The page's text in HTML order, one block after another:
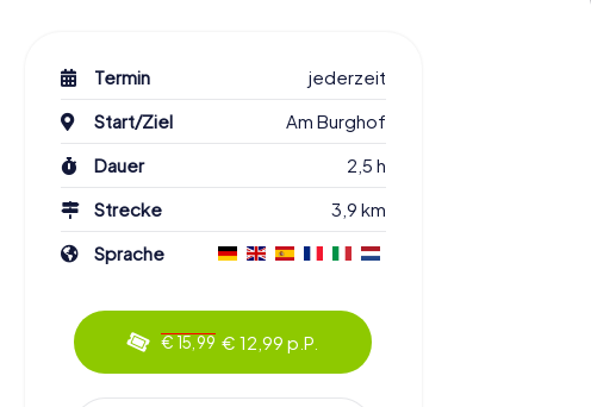
Termin
jederzeit
Start/Ziel
Am Burghof
Dauer
2,5 h
Strecke
3,9 km
Sprache
€ 15,99 € 12,99 p.P.